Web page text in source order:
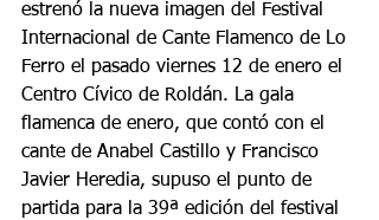
estrenó la nueva imagen del Festival
Internacional de Cante Flamenco de Lo
Ferro el pasado viernes 12 de enero el
Centro Cívico de Roldán. La gala
flamenca de enero, que contó con el
cante de Anabel Castillo y Francisco
Javier Heredia, supuso el punto de
partida para la 39ª edición del festival